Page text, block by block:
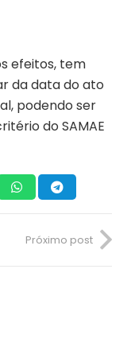
efeitos, tem
da data do ato
podendo ser
do SAMAE
Próximo post